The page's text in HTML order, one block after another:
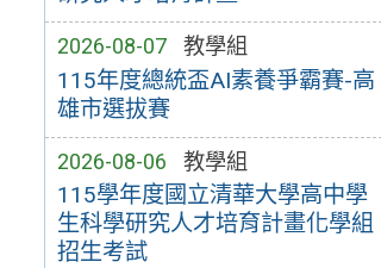
2026-08-07 教學組
115年度總統盃AI素養爭霸賽-高
雄市選拔賽
2026-08-06 教學組
115學年度國立清華大學高中學
生科學研究人才培育計畫化學組
招生考試